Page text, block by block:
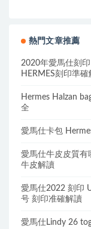
经典口盖包 (223)
2020年愛馬仕刻
全
愛馬仕牛皮皮質有